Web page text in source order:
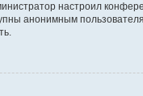
настроил
анонимным